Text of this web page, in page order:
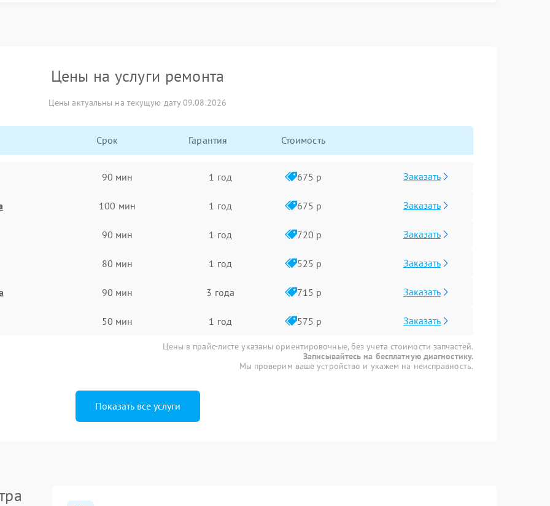
Цены на услуги ремонта
Цены актуальны на текущую дату 09.08.2026
Срок Гарантия Стоимость
90 мин 1 год 675 р Заказать
100 мин 1 год 675 р Заказать
90 мин 1 год 720 р Заказать
80 мин 1 год 525 р Заказать
90 мин 3 года 715 р Заказать
50 мин 1 год 575 р Заказать
Цены в прайс-листе указаны ориентировочные, без учета стоимости запчастей.
Записывайтесь на бесплатную диагностику.
Мы проверим ваше устройство и укажем на неисправность.
Показать все услуги